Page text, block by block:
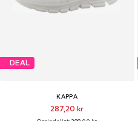
DEAL
KAPPA
287,20 kr